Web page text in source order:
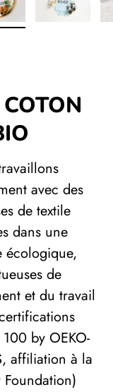
avec des
de textile
dans une
écologique,
de
et du travail
100 by OEKO-
affiliation à la
Foundation)